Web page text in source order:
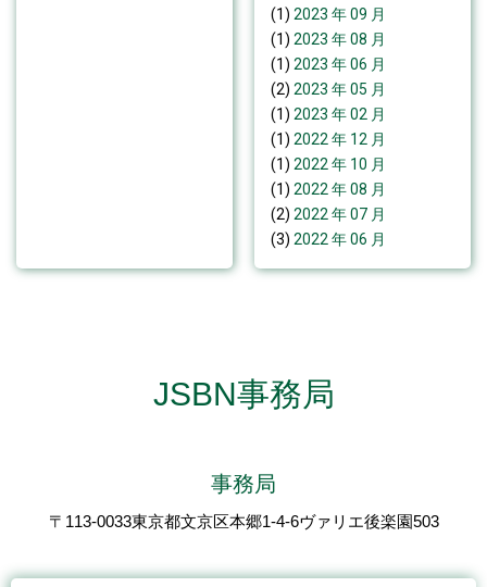
(1) 2023 年 09 月
(1) 2023 年 08 月
(1) 2023 年 06 月
(2) 2023 年 05 月
(1) 2023 年 02 月
(1) 2022 年 12 月
(1) 2022 年 10 月
(1) 2022 年 08 月
(2) 2022 年 07 月
(3) 2022 年 06 月
JSBN事務局
事務局
〒113-0033東京都文京区本郷1-4-6ヴァリエ後楽園503